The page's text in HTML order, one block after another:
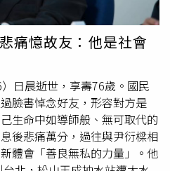
痛憶故友：他是社會
日晨逝世，享壽76歲。國民
臉書悼念好友，形容對方是
生命中如導師般、無可取代的
後悲痛萬分，過往與尹衍樑相
體會「善良無私的力量」。他